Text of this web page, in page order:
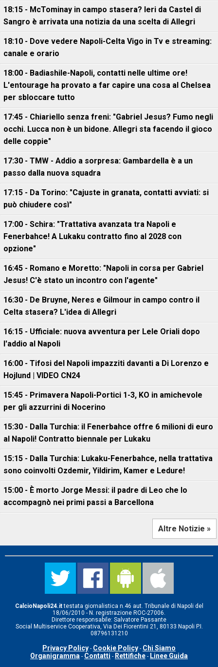
18:15 - McTominay in campo stasera? Ieri da Castel di
Sangro è arrivata una notizia da una scelta di Allegri
18:10 - Dove vedere Napoli-Celta Vigo in Tv e streaming:
canale e orario
18:00 - Badiashile-Napoli, contatti nelle ultime ore!
L'entourage ha provato a far capire una cosa al Chelsea
per sbloccare tutto
17:45 - Chiariello senza freni: "Gabriel Jesus? Fumo negli
occhi. Lucca non è un bidone. Allegri sta facendo il gioco
delle coppie"
17:30 - TMW - Addio a sorpresa: Gambardella è a un
passo dalla nuova squadra
17:15 - Da Torino: "Cajuste in granata, contatti avviati: si
può chiudere così"
17:00 - Schira: "Trattativa avanzata tra Napoli e
Fenerbahce! A Lukaku contratto fino al 2028 con
opzione"
16:45 - Romano e Moretto: "Napoli in corsa per Gabriel
Jesus! C'è stato un incontro con l'agente"
16:30 - De Bruyne, Neres e Gilmour in campo contro il
Celta stasera? L'idea di Allegri
16:15 - Ufficiale: nuova avventura per Lele Oriali dopo
l'addio al Napoli
16:00 - Tifosi del Napoli impazziti davanti a Di Lorenzo e
Hojlund | VIDEO CN24
15:45 - Primavera Napoli-Portici 1-3, KO in amichevole
per gli azzurrini di Nocerino
15:30 - Dalla Turchia: il Fenerbahce offre 6 milioni di euro
al Napoli! Contratto biennale per Lukaku
15:15 - Dalla Turchia: Lukaku-Fenerbahce, nella trattativa
sono coinvolti Ozdemir, Yildirim, Kamer e Ledure!
15:00 - È morto Jorge Messi: il padre di Leo che lo
accompagnò nei primi passi a Barcellona
Altre Notizie »
CalcioNapoli24.ittestata giornalistica n.46 aut. Tribunale di Napoli del
18/06/2010 - N. registrazione ROC-27006.
Direttore responsabile: Salvatore Passante
Social Multiservice Cooperativa, Via Dei Fiorentini 21, 80133 Napoli P.I.
08796131210
Privacy Policy - Cookie Policy - Chi Siamo
Organigramma - Contatti - Rettifiche - Linee Guida